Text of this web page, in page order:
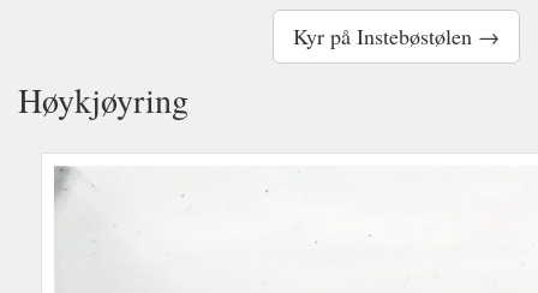
Kyr på Instebøstølen →
Høykjøyring